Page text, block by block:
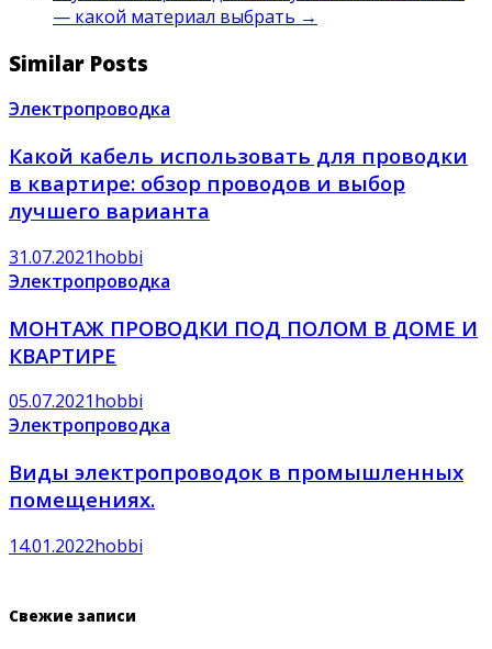
— какой материал выбрать →
Similar Posts
Электропроводка
Какой кабель использовать для проводки
в квартире: обзор проводов и выбор
лучшего варианта
31.07.2021hobbi
Электропроводка
МОНТАЖ ПРОВОДКИ ПОД ПОЛОМ В ДОМЕ И
КВАРТИРЕ
05.07.2021hobbi
Электропроводка
Виды электропроводок в промышленных
помещениях.
14.01.2022hobbi
Свежие записи